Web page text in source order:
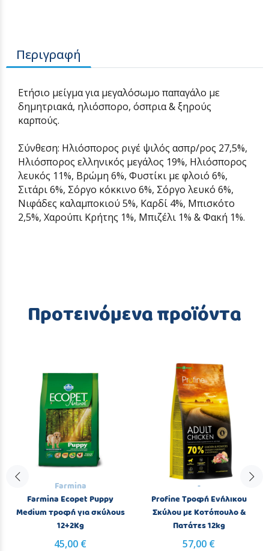
Περιγραφή
Ετήσιο μείγμα για μεγαλόσωμο παπαγάλο με
δημητριακά, ηλιόσπορο, όσπρια & ξηρούς
καρπούς.
Σύνθεση: Ηλιόσπορος ριγέ ψιλός ασπρ/ρος 27,5%,
Ηλιόσπορος ελληνικός μεγάλος 19%, Ηλιόσπορος
λευκός 11%, Βρώμη 6%, Φυστίκι με φλοιό 6%,
Σιτάρι 6%, Σόργο κόκκινο 6%, Σόργο λευκό 6%,
Νιφάδες καλαμποκιού 5%, Καρδί 4%, Μπισκότο
2,5%, Χαρούπι Κρήτης 1%, Μπιζέλι 1% & Φακή 1%.
Προτεινόμενα προϊόντα
Farmina
Farmina Ecopet Puppy
Medium τροφή για σκύλους
12+2Kg
45,00 €
-
Profine Τροφή Ενήλικου
Σκύλου με Κοτόπουλο &
Πατάτες 12kg
57,00 €